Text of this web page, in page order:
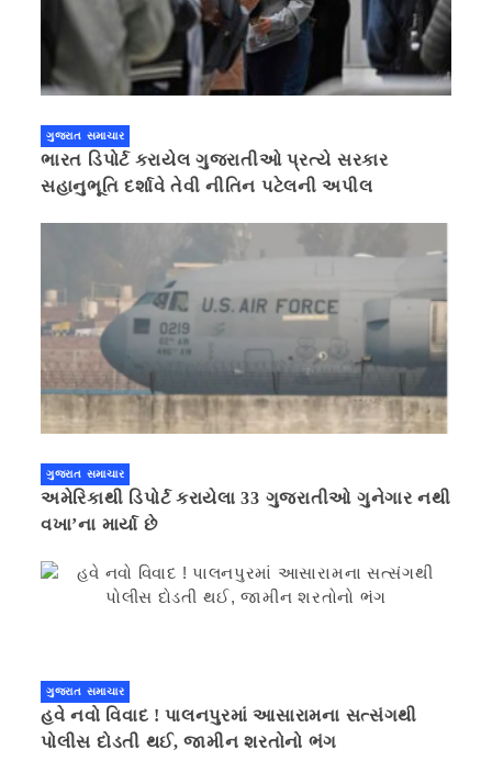
ગુજરાત સમાચાર
ભારત ડિપોર્ટ કરાયેલ ગુજરાતીઓ પ્રત્યે સરકાર
સહાનુભૂતિ દર્શાવે તેવી નીતિન પટેલની અપીલ
ગુજરાત સમાચાર
અમેરિકાથી ડિપોર્ટ કરાયેલા 33 ગુજરાતીઓ ગુનેગાર નથી
વખા’ના માર્યા છે
ગુજરાત સમાચાર
હવે નવો વિવાદ ! પાલનપુરમાં આસારામના સત્સંગથી
પોલીસ દોડતી થઈ, જામીન શરતોનો ભંગ